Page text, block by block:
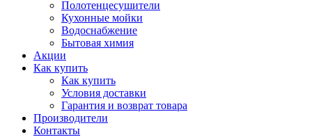
Полотенцесушители
Кухонные мойки
Водоснабжение
Бытовая химия
Акции
Как купить
Как купить
Условия доставки
Гарантия и возврат товара
Производители
Контакты